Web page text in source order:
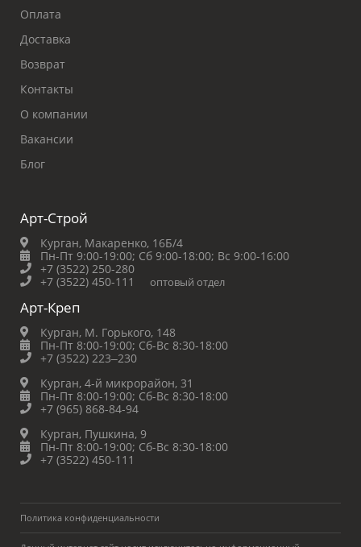
Оплата
Доставка
Возврат
Контакты
О компании
Вакансии
Блог
Арт-Строй
Курган, Макаренко, 16Б/4
Пн-Пт 9:00-19:00; Сб 9:00-18:00; Вс 9:00-16:00
+7 (3522) 250-280
+7 (3522) 450-111
оптовый отдел
Арт-Креп
Курган, М. Горького, 148
Пн-Пт 8:00-19:00; Сб-Вс 8:30-18:00
+7 (3522) 223‒230
Курган, 4-й микрорайон, 31
Пн-Пт 8:00-19:00; Сб-Вс 8:30-18:00
+7 (965) 868-84-94
Курган, Пушкина, 9
Пн-Пт 8:00-19:00; Сб-Вс 8:30-18:00
+7 (3522) 450-111
Политика конфиденциальности